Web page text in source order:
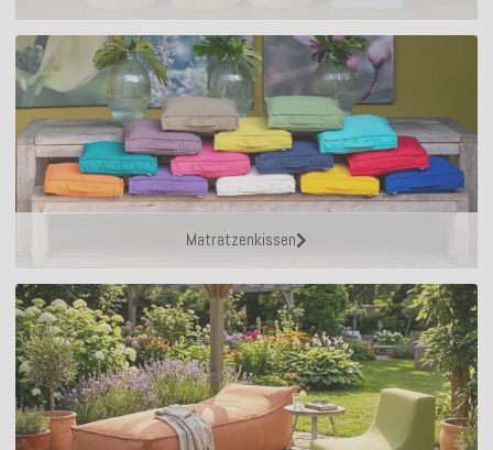
Matratzenkissen